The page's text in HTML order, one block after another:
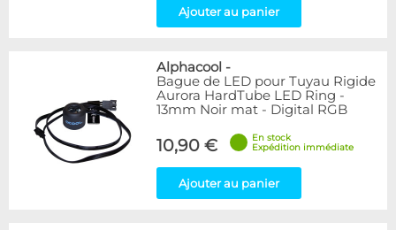
9
15
Plexi
5
Rouge
Transparent
40
Vert
Disponibilité / Promotions
Ajouter au panier
Alphacool -
Bague de LED pour Tuyau Rigide
Aurora HardTube LED Ring -
13mm Noir mat - Digital RGB
10,90 €
En stock
Expédition immédiate
Ajouter au panier